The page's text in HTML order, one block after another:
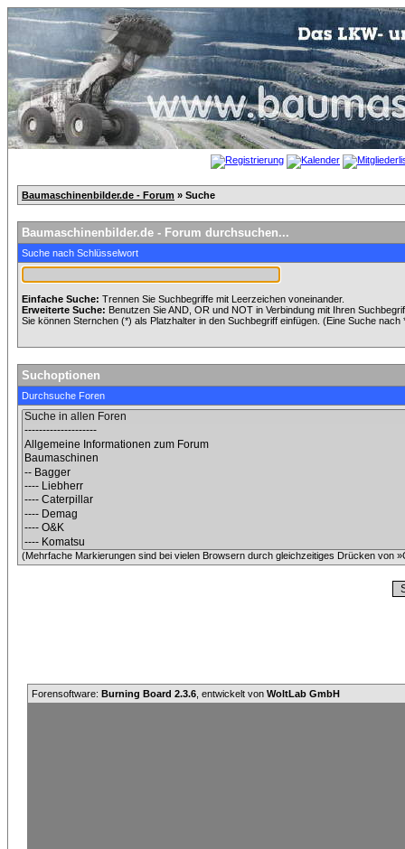
Baumaschinenbilder.de - Forum » Suche
Baumaschinenbilder.de - Forum durchsuchen...
Suche nach Schlüsselwort
Einfache Suche: Trennen Sie Suchbegriffe mit Leerzeichen voneinander.
Erweiterte Suche: Benutzen Sie AND, OR und NOT in Verbindung mit Ihren
Sie können Sternchen (*) als Platzhalter in den Suchbegriff einfügen. (Eine Suche
Suchoptionen
Durchsuche Foren
(Mehrfache Markierungen sind bei vielen Browsern durch gleichzeitiges Drücken von
Forensoftware: Burning Board 2.3.6 , entwickelt von WoltLab GmbH